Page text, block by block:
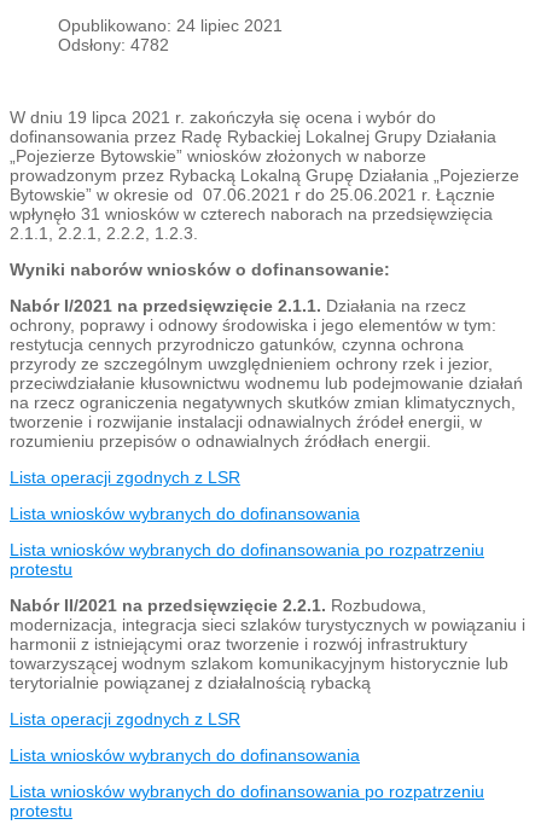
Opublikowano: 24 lipiec 2021
Odsłony: 4782
W dniu 19 lipca 2021 r. zakończyła się ocena i wybór do
dofinansowania przez Radę Rybackiej Lokalnej Grupy Działania
„Pojezierze Bytowskie” wniosków złożonych w naborze
prowadzonym przez Rybacką Lokalną Grupę Działania „Pojezierze
Bytowskie” w okresie od 07.06.2021 r do 25.06.2021 r. Łącznie
wpłynęło 31 wniosków w czterech naborach na przedsięwzięcia
2.1.1, 2.2.1, 2.2.2, 1.2.3.
Wyniki naborów wniosków o dofinansowanie:
Nabór I/2021 na przedsięwzięcie 2.1.1. Działania na rzecz
ochrony, poprawy i odnowy środowiska i jego elementów w tym:
restytucja cennych przyrodniczo gatunków, czynna ochrona
przyrody ze szczególnym uwzględnieniem ochrony rzek i jezior,
przeciwdziałanie kłusownictwu wodnemu lub podejmowanie działań
na rzecz ograniczenia negatywnych skutków zmian klimatycznych,
tworzenie i rozwijanie instalacji odnawialnych źródeł energii, w
rozumieniu przepisów o odnawialnych źródłach energii.
Lista operacji zgodnych z LSR
Lista wniosków wybranych do dofinansowania
Lista wniosków wybranych do dofinansowania po rozpatrzeniu
protestu
Nabór II/2021 na przedsięwzięcie 2.2.1. Rozbudowa,
modernizacja, integracja sieci szlaków turystycznych w powiązaniu i
harmonii z istniejącymi oraz tworzenie i rozwój infrastruktury
towarzyszącej wodnym szlakom komunikacyjnym historycznie lub
terytorialnie powiązanej z działalnością rybacką
Lista operacji zgodnych z LSR
Lista wniosków wybranych do dofinansowania
Lista wniosków wybranych do dofinansowania po rozpatrzeniu
protestu